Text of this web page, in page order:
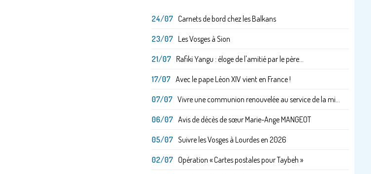
24/07 Carnets de bord chez les Balkans
23/07 Les Vosges à Sion
21/07 Rafiki Yangu : éloge de l'amitié par le père...
17/07 Avec le pape Léon XIV vient en France !
07/07 Vivre une communion renouvelée au service de la mi...
06/07 Avis de décès de sœur Marie-Ange MANGEOT
05/07 Suivre les Vosges à Lourdes en 2026
02/07 Opération « Cartes postales pour Taybeh »